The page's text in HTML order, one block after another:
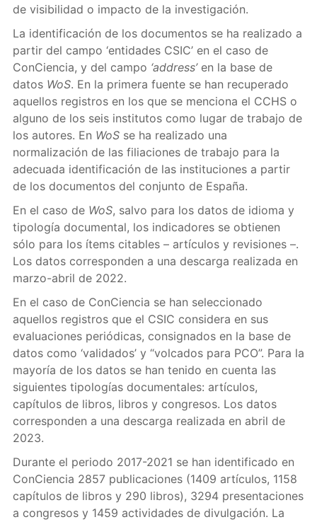
de visibilidad o impacto de la investigación.
La identificación de los documentos se ha realizado a
partir del campo ‘entidades CSIC’ en el caso de
ConCiencia, y del campo ‘address’en la base de
datos WoS. En la primera fuente se han recuperado
aquellos registros en los que se menciona el CCHS o
alguno de los seis institutos como lugar de trabajo de
los autores. En WoSse ha realizado una
normalización de las filiaciones de trabajo para la
adecuada identificación de las instituciones a partir
de los documentos del conjunto de España.
En el caso de WoS, salvo para los datos de idioma y
tipología documental, los indicadores se obtienen
sólo para los ítems citables – artículos y revisiones –.
Los datos corresponden a una descarga realizada en
marzo-abril de 2022.
En el caso de ConCiencia se han seleccionado
aquellos registros que el CSIC considera en sus
evaluaciones periódicas, consignados en la base de
datos como ‘validados’ y “volcados para PCO”. Para la
mayoría de los datos se han tenido en cuenta las
siguientes tipologías documentales: artículos,
capítulos de libros, libros y congresos. Los datos
corresponden a una descarga realizada en abril de
2023.
Durante el periodo 2017-2021 se han identificado en
ConCiencia 2857 publicaciones (1409 artículos, 1158
capítulos de libros y 290 libros), 3294 presentaciones
a congresos y 1459 actividades de divulgación. La